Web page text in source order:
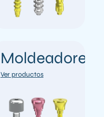
Moldeadores
Ver productos